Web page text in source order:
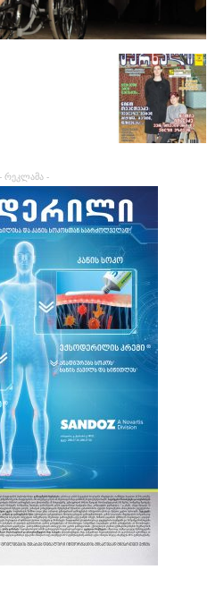
- რეკლამა -